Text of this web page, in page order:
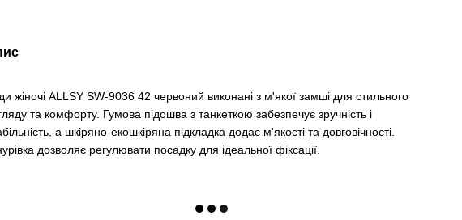
жіночі ALLSY SW-9036 42 червоний виконані з м'якої замші для стильного
та комфорту. Гумова підошва з танкеткою забезпечує зручність і
а шкіряно-екошкіряна підкладка додає м'якості та довговічності.
дозволяє регулювати посадку для ідеальної фіксації.